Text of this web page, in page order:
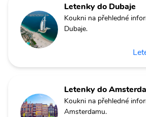
Letenky do Dubaje
Koukni na přehledné
Dubaje.
Letenky do
Koukni na přehledné
Amsterdamu.